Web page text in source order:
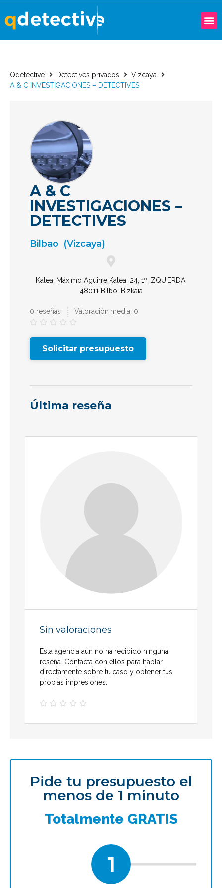
Qdetective Detectives privados
Vizcaya
A & C INVESTIGACIONES – DETECTIVES
A & C
INVESTIGACIONES –
DETECTIVES
Bilbao (Vizcaya)
Kalea, Máximo Aguirre Kalea, 24, 1º IZQUIERDA,
48011 Bilbo, Bizkaia
0 reseñas Valoración media: 0
    
Solicitar presupuesto
Última reseña
Sin valoraciones
Esta agencia aún no ha recibido ninguna
reseña. Contacta con ellos para hablar
directamente sobre tu caso y obtener tus
propias impresiones.
    
Pide tu presupuesto el
menos de 1 minuto
Totalmente GRATIS
1